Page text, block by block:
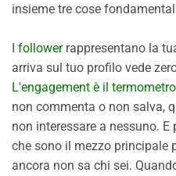
insieme tre cose
I followerrappresentano la
arriva sul tuo profilo vede
L'engagement è il
non commenta o non salva,
non interessare a nessuno. E
che sono il mezzo principale
ancora non sa chi sei.